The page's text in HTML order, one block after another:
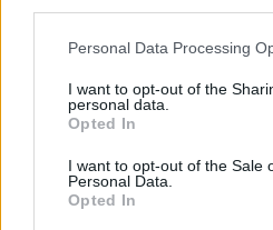
Personal Data Processing
I want to opt-out of the
personal data.
Opted In
I want to opt-out of the Sale
Personal Data.
Opted In
solformørkelse
Emilie Nesheim Shaw
08. august 2026 kl. 14.00
NORDJYLLAND: Når solen